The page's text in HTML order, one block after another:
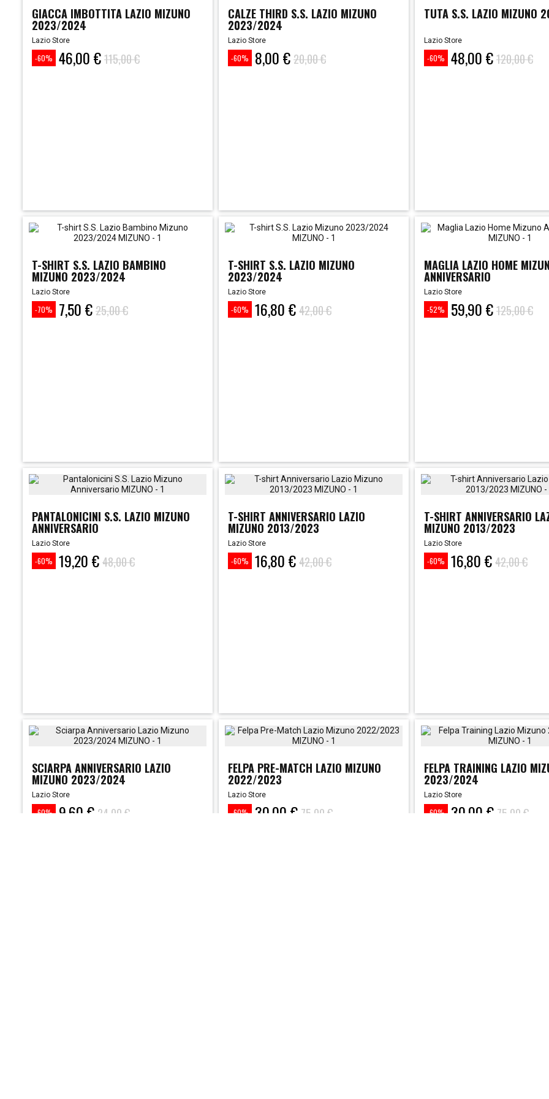
GIACCA IMBOTTITA LAZIO MIZUNO
2023/2024
Lazio Store
-60%
Prezzo46,00 €
Prezzo
base
115,00 €
CALZE THIRD S.S. LAZIO MIZUNO
2023/2024
Lazio Store
-60%
Prezzo8,00 €
Prezzo
base
20,00 €
TUTA S.S. LAZIO
Lazio Store
-60%
Prezzo48,00 €
Prezzo
base
120,00 €
T-SHIRT S.S. LAZIO BAMBINO
MIZUNO 2023/2024
Lazio Store
-70%
Prezzo7,50 €
Prezzo
base
25,00 €
T-SHIRT S.S. LAZIO MIZUNO
2023/2024
Lazio Store
-60%
Prezzo16,80 €
Prezzo
base
42,00 €
MAGLIA LAZIO HOME
ANNIVERSARIO
Lazio Store
-52%
Prezzo59,90 €
Prezzo
base
125,00 €
PANTALONICINI S.S. LAZIO MIZUNO
ANNIVERSARIO
Lazio Store
-60%
Prezzo19,20 €
Prezzo
base
48,00 €
T-SHIRT ANNIVERSARIO LAZIO
MIZUNO 2013/2023
Lazio Store
-60%
Prezzo16,80 €
Prezzo
base
42,00 €
T-SHIRT ANNIVERSARIO
MIZUNO 2013/2023
Lazio Store
-60%
Prezzo16,80 €
Prezzo
base
42,00 €
SCIARPA ANNIVERSARIO LAZIO
MIZUNO 2023/2024
Lazio Store
-60%
Prezzo9,60 €
Prezzo 24,00 €
FELPA PRE-MATCH LAZIO MIZUNO
2022/2023
Lazio Store
-60%
Prezzo30,00 €
Prezzo 75,00 €
FELPA TRAINING LAZIO
2023/2024
Lazio Store
-60%
Prezzo30,00 €
Prezzo 75,00 €